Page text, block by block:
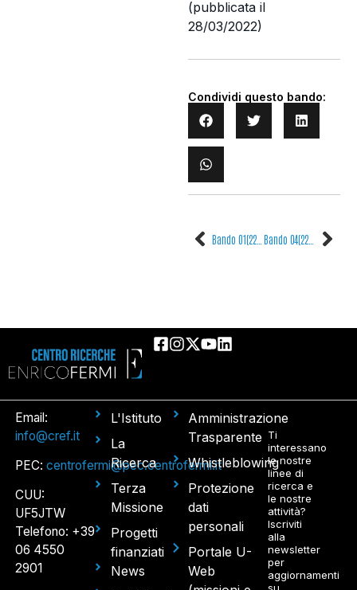
(pubblicata il
28/03/2022)
Condividi questo bando:
Email:
info@cref.it
PEC: centrofermi@pec.centrofermi.it
CUU:
UF5JTW
Telefono: +39
06 4550
2901
L'Istituto
La
Ricerca
Terza
Missione
Progetti
finanziati
News
Amministrazione
Trasparente
Whistleblowing
Protezione
dati
personali
Portale U-
Web
Ti
interessano
le nostre
linee di
ricerca e
le nostre
attività?
Iscriviti
alla
newsletter
per
aggiornamenti
su